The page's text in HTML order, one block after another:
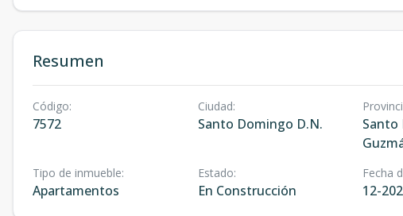
Resumen
Código:
7572
Ciudad:
Santo Domingo D.N.
Santo
Tipo de inmueble:
Apartamentos
Estado:
En Construcción
Fecha
12-